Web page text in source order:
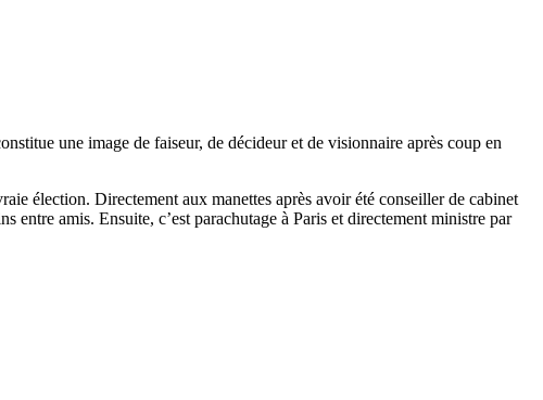
une image de faiseur, de décideur et de visionnaire après coup en
élection. Directement aux manettes après avoir été conseiller de cabinet
amis. Ensuite, c’est parachutage à Paris et directement ministre par